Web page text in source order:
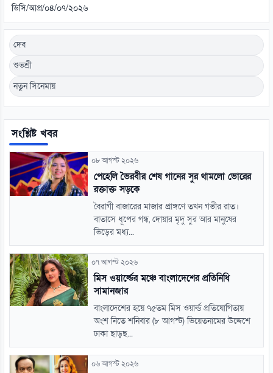
ডিসি/আপ্র/০৪/০৭/২০২৬
দেব
শুভশ্রী
নতুন সিনেমায়
সংশ্লিষ্ট খবর
০৮ আগস্ট ২০২৬
পেহেলি ভৈরবীর শেষ গানের সুর থামলো ভোরের
রক্তাক্ত সড়কে
বৈরাগী বাজারের মাজার প্রাঙ্গণে তখন গভীর রাত।
বাতাসে ধূপের গন্ধ, দোয়ার মৃদু সুর আর মানুষের
ভিড়ের মধ্য...
০৭ আগস্ট ২০২৬
মিস ওয়ার্ল্ডের মঞ্চে বাংলাদেশের প্রতিনিধি
সামানজার
বাংলাদেশের হয়ে ৭৫তম মিস ওয়ার্ল্ড প্রতিযোগিতায়
অংশ নিতে শনিবার (৮ আগস্ট) ভিয়েতনামের উদ্দেশে
ঢাকা ছাড়ছ...
০৬ আগস্ট ২০২৬